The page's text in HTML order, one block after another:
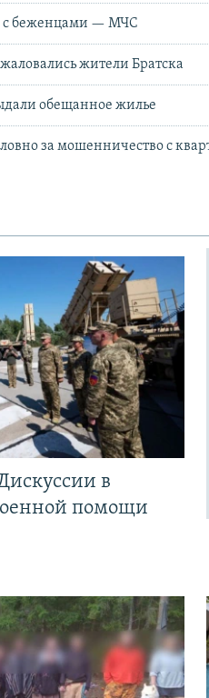
с беженцами — МЧС
жители Братска
обещанное жилье
за мошенничество с
в
помощи